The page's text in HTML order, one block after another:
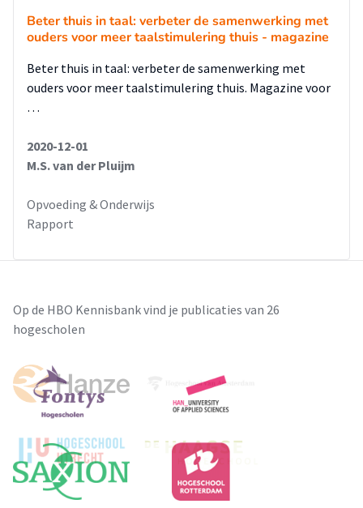
Beter thuis in taal: verbeter de samenwerking met
ouders voor meer taalstimulering thuis - magazine
Beter thuis in taal: verbeter de samenwerking met
ouders voor meer taalstimulering thuis. Magazine voor
…
2020-12-01
M.S. van der Pluijm
Opvoeding & Onderwijs
Rapport
Op de HBO Kennisbank vind je publicaties van 26
hogescholen